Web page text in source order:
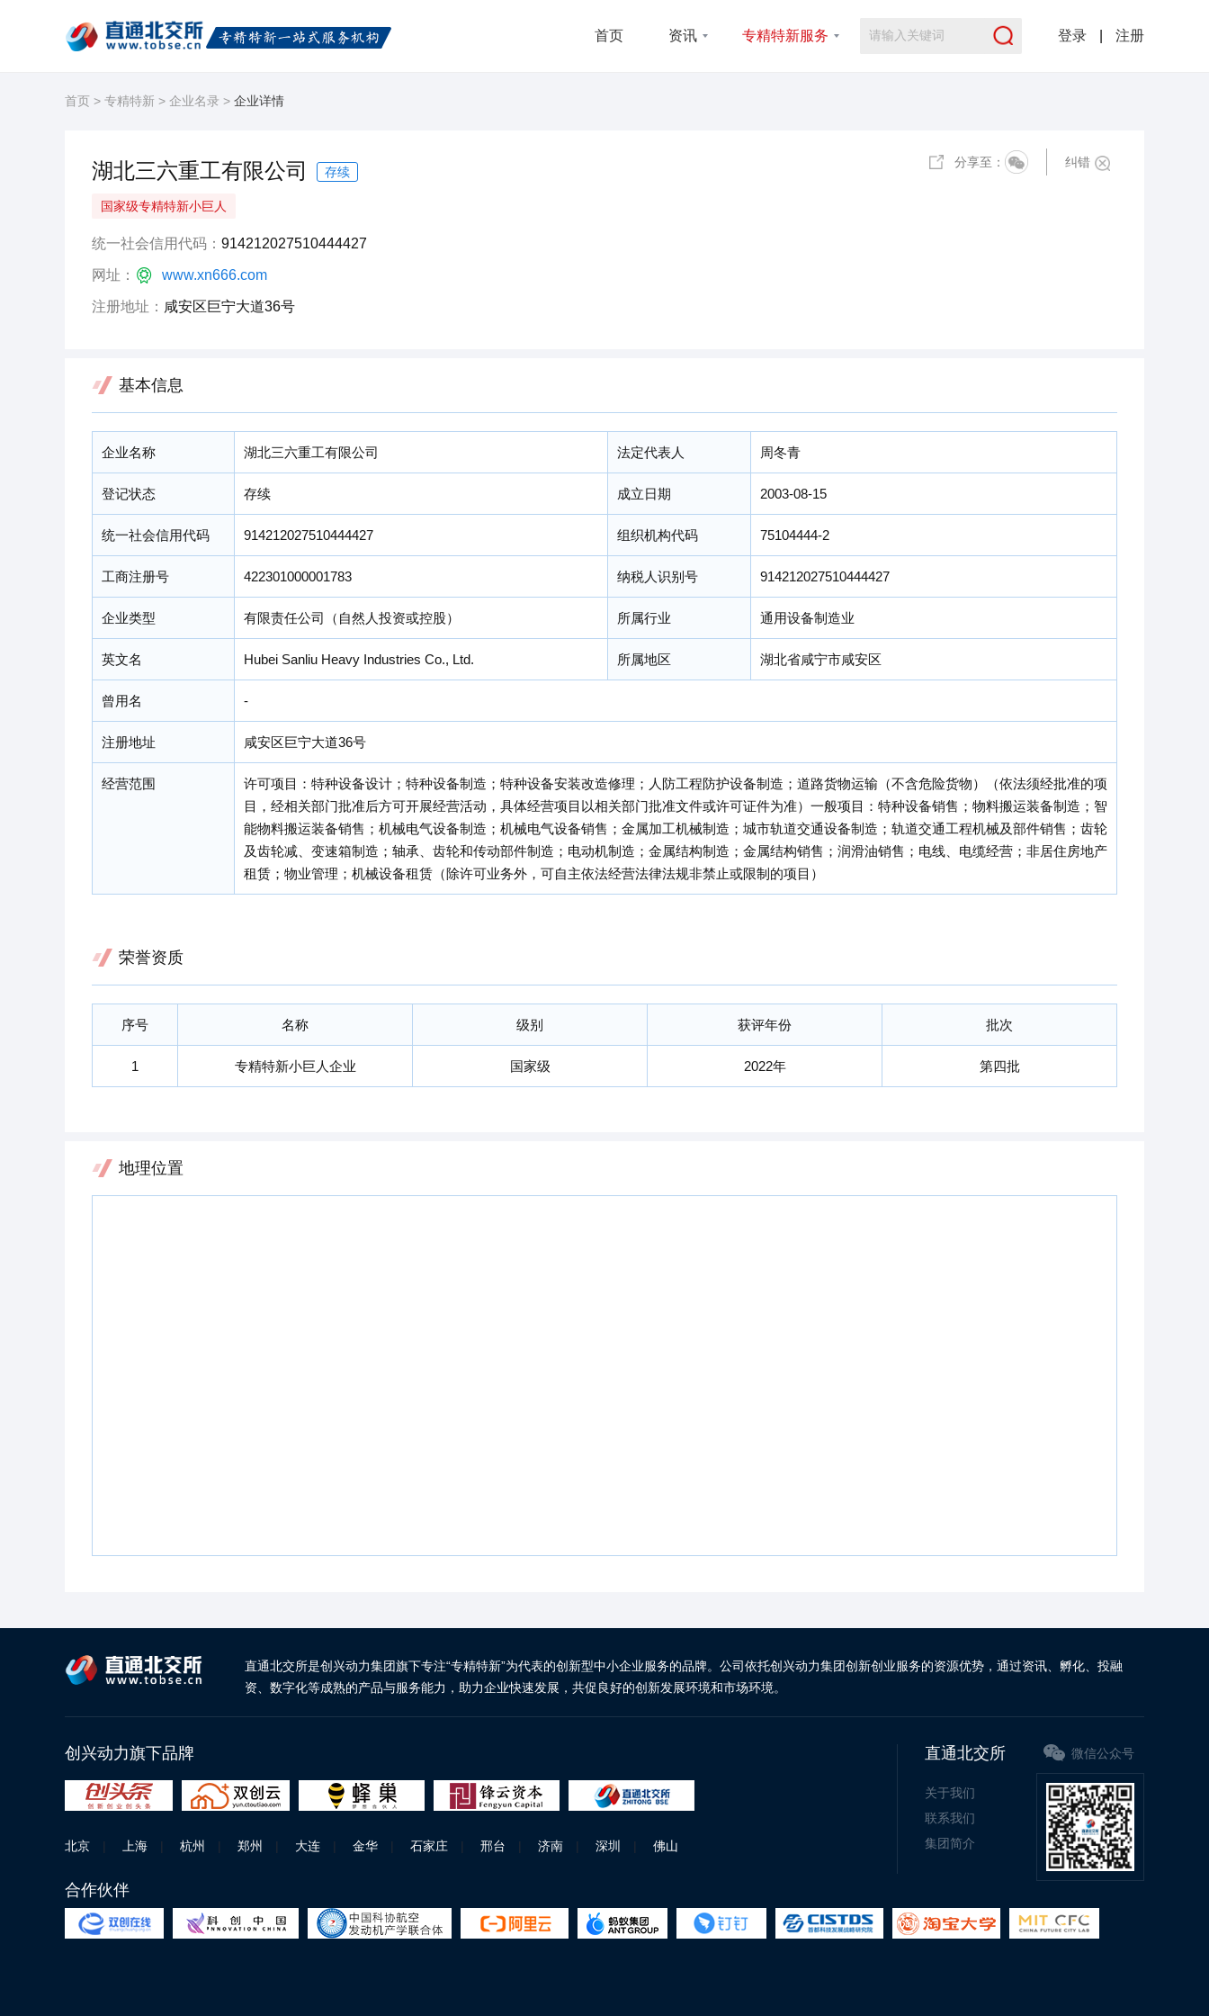
首页 资讯 专精特新服务 登录 注册
首页 > 专精特新 > 企业名录 > 企业详情
湖北三六重工有限公司 存续
国家级专精特新小巨人
统一社会信用代码： 914212027510444427
网址： www.xn666.com
注册地址： 咸安区巨宁大道36号
分享至： 纠错
基本信息
企业名称 湖北三六重工有限公司 法定代表人 周冬青
登记状态 存续 成立日期 2003-08-15
统一社会信用代码 914212027510444427 组织机构代码 75104444-2
工商注册号 422301000001783 纳税人识别号 914212027510444427
企业类型 有限责任公司（自然人投资或控股） 所属行业 通用设备制造业
英文名 Hubei Sanliu Heavy Industries Co., Ltd. 所属地区 湖北省咸宁市咸安区
曾用名 -
注册地址 咸安区巨宁大道36号
经营范围
许可项目：特种设备设计；特种设备制造；特种设备安装改造修理；人防工程防护设备制造；道路货物运输（不含危险货物）（依法须经批准的项
目，经相关部门批准后方可开展经营活动，具体经营项目以相关部门批准文件或许可证件为准）一般项目：特种设备销售；物料搬运装备制造；智
能物料搬运装备销售；机械电气设备制造；机械电气设备销售；金属加工机械制造；城市轨道交通设备制造；轨道交通工程机械及部件销售；齿轮
及齿轮减、变速箱制造；轴承、齿轮和传动部件制造；电动机制造；金属结构制造；金属结构销售；润滑油销售；电线、电缆经营；非居住房地产
租赁；物业管理；机械设备租赁（除许可业务外，可自主依法经营法律法规非禁止或限制的项目）
荣誉资质
序号 名称 级别 获评年份 批次
1 专精特新小巨人企业 国家级 2022年 第四批
地理位置
直通北交所是创兴动力集团旗下专注“专精特新”为代表的创新型中小企业服务的品牌。公司依托创兴动力集团创新创业服务的资源优势，通过资讯、孵化、投融
资、数字化等成熟的产品与服务能力，助力企业快速发展，共促良好的创新发展环境和市场环境。
创兴动力旗下品牌
北京 | 上海 | 杭州 | 郑州 | 大连 | 金华 | 石家庄 | 邢台 | 济南 | 深圳 | 佛山
直通北交所
关于我们
联系我们
集团简介
微信公众号
合作伙伴